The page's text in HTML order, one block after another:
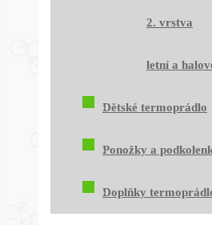
2. vrstva
letní a
Dětské termoprádlo
Ponožky a
Doplňky